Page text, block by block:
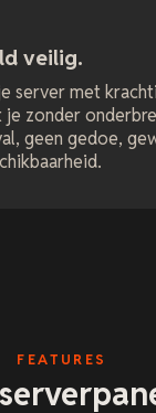
veilig.
server met
zonder
geen gedoe,
FEATURES